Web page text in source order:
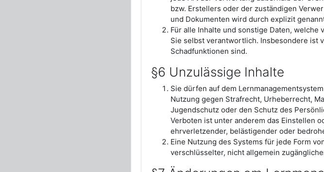
bzw. Erstellers oder der zuständigen
und Dokumenten wird durch explizit
Für alle Inhalte und sonstige Daten,
Sie selbst verantwortlich. Insbesondere ist
Schadfunktionen sind.
§6 Unzulässige Inhalte
Sie dürfen auf dem
Nutzung gegen Strafrecht, Urheberrecht,
Jugendschutz oder den Schutz des
Verboten ist unter anderem das Einstellen
ehrverletzender, belästigender oder
Eine Nutzung des Systems für jede Form
verschlüsselter, nicht allgemein